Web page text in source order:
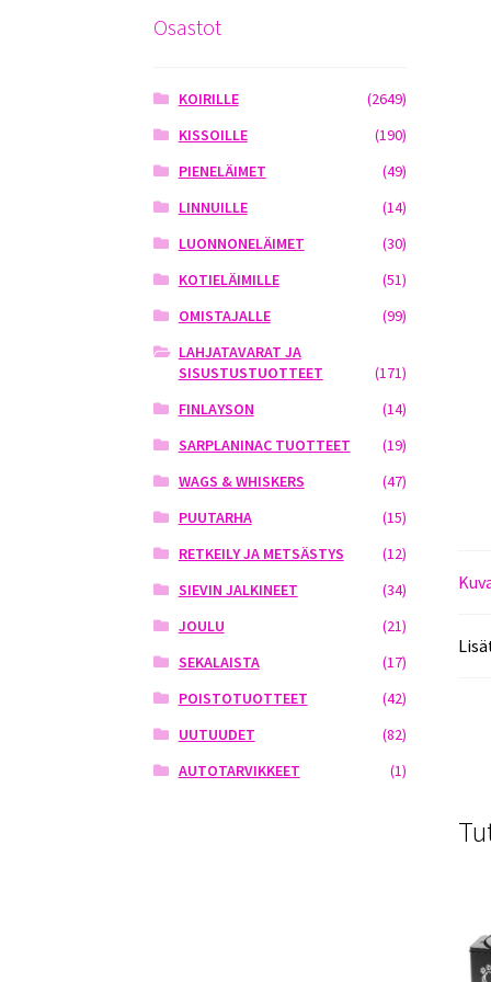
Osastot
KOIRILLE
(2649)
KISSOILLE
(190)
PIENELÄIMET
(49)
LINNUILLE
(14)
LUONNONELÄIMET
(30)
KOTIELÄIMILLE
(51)
OMISTAJALLE
(99)
LAHJATAVARAT JA
SISUSTUSTUOTTEET
(171)
FINLAYSON
(14)
SARPLANINAC TUOTTEET
(19)
WAGS & WHISKERS
(47)
PUUTARHA
(15)
RETKEILY JA METSÄSTYS
(12)
SIEVIN JALKINEET
(34)
JOULU
(21)
SEKALAISTA
(17)
POISTOTUOTTEET
(42)
UUTUUDET
(82)
AUTOTARVIKKEET
(1)